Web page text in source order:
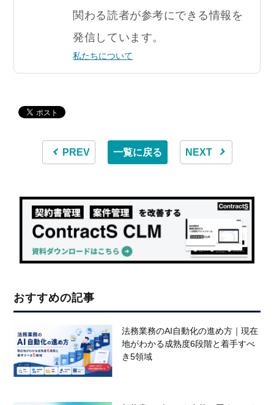
関わる読者が参考にできる情報を
発信しています。
私たちについて
PREV 一覧に戻る NEXT
おすすめの記事
法務業務のAI自動化の進め方｜現在
地がわかる成熟度6段階と着手すべ
き5領域